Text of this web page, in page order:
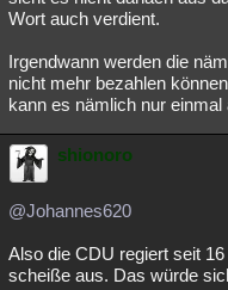
Wort auch verdient.
Irgendwann werden die
nicht mehr bezahlen
kann es nämlich nur einmal
shionoro
@Johannes620
Also die CDU regiert seit
scheiße aus. Das würde